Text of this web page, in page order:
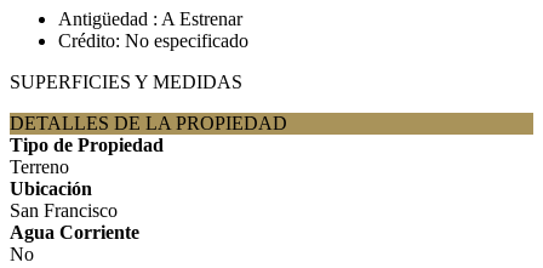
Antigüedad : A Estrenar
Crédito: No especificado
SUPERFICIES Y MEDIDAS
DETALLES DE LA PROPIEDAD
Tipo de Propiedad
Terreno
Ubicación
San Francisco
Agua Corriente
No